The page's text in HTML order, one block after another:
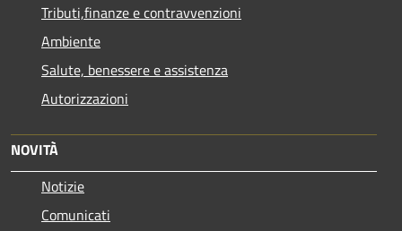
Tributi,finanze e contravvenzioni
Ambiente
Salute, benessere e assistenza
Autorizzazioni
NOVITÀ
Notizie
Comunicati